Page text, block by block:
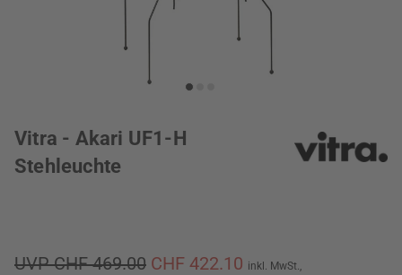
Vitra - Akari UF1-H
Stehleuchte
UVP CHF 469.00 CHF 422.10 inkl. MwSt.,